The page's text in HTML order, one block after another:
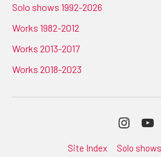
Solo shows 1992-2026
Works 1982-2012
Works 2013-2017
Works 2018-2023
Site Index
Solo
Instagram